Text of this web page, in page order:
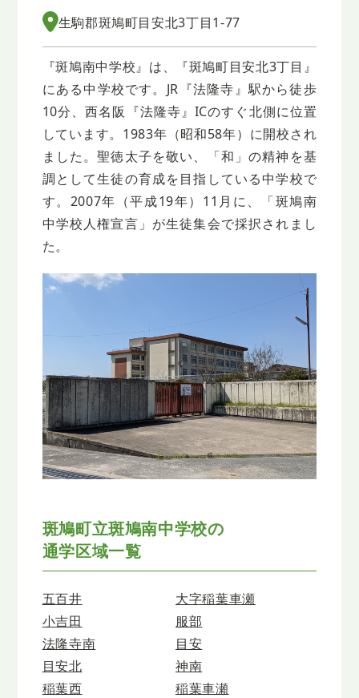
生駒郡斑鳩町目安北3丁目1-77
『斑鳩南中学校』は、『斑鳩町目安北3丁目』
にある中学校です。JR『法隆寺』駅から徒歩
10分、西名阪『法隆寺』ICのすぐ北側に位置
しています。1983年（昭和58年）に開校され
ました。聖徳太子を敬い、「和」の精神を基
調として生徒の育成を目指している中学校で
す。2007年（平成19年）11月に、「斑鳩南
中学校人権宣言」が生徒集会で採択されまし
た。
斑鳩町立斑鳩南中学校の
通学区域一覧
五百井
大字稲葉車瀬
小吉田
服部
法隆寺南
目安
目安北
神南
稲葉西
稲葉車瀬